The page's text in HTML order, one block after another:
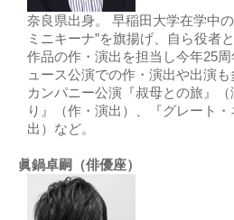
奈良県出身。 早稲田大学在学中
ミニキーナ”を旗揚げ、自ら役者
作品の作・演出を担当し今年25
ュース公演での作・演出や出演
カンパニー公演『叔母との旅』
り』（作・演出）、『グレート
出）など。
眞鍋卓嗣（俳優座）